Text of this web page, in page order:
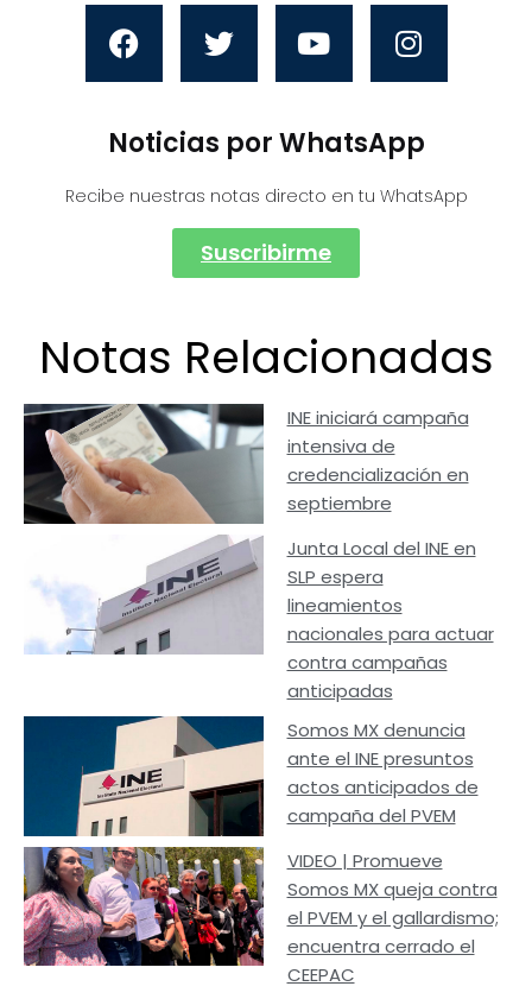
Noticias por WhatsApp
Recibe nuestras notas directo en tu WhatsApp
Suscribirme
Notas Relacionadas
INE iniciará campaña
intensiva de
credencialización en
septiembre
Junta Local del INE en
SLP espera
lineamientos
nacionales para actuar
contra campañas
anticipadas
Somos MX denuncia
ante el INE presuntos
actos anticipados de
campaña del PVEM
VIDEO | Promueve
Somos MX queja contra
el PVEM y el gallardismo;
encuentra cerrado el
CEEPAC